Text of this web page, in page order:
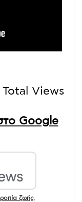
Total Views
Google
ζωής